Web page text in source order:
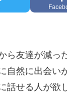
ら友達が減っ
自然に出会い
話せる人が欲